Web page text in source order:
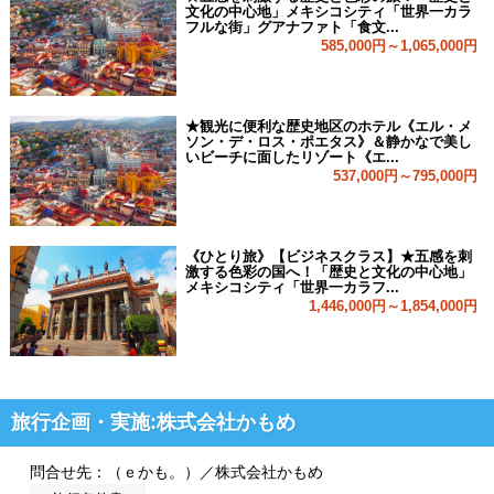
文化の中心地」メキシコシティ「世界一カラ
フルな街」グアナファト「食文...
585,000円～1,065,000円
★観光に便利な歴史地区のホテル《エル・メ
ソン・デ・ロス・ポエタス》＆静かなで美し
いビーチに面したリゾート《エ...
537,000円～795,000円
《ひとり旅》【ビジネスクラス】★五感を刺
激する色彩の国へ！「歴史と文化の中心地」
メキシコシティ「世界一カラフ...
1,446,000円～1,854,000円
旅行企画・実施:株式会社かもめ
問合せ先：（ｅかも。）／株式会社かもめ